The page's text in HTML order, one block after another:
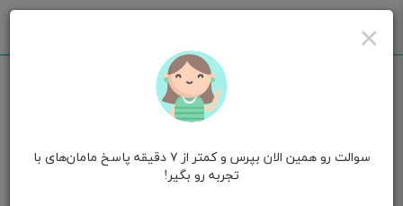
فاطمه قصد بارداری
×
سوالت رو همین الان بپرس و کمتر از ۷ دقیقه پاسخ مامان‌های با
تجربه رو بگیر!